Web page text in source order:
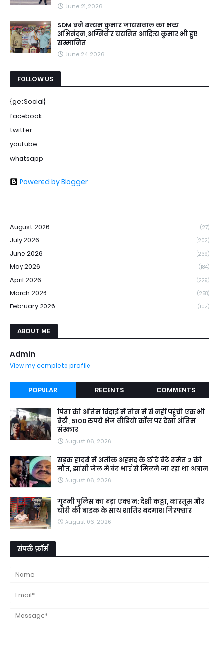
June 21, 2026
SDM बने सत्यम कुमार जायसवाल का भव्य
अभिनंदन, अग्निवीर चयनित आदित्य कुमार भी हुए
सम्मानित
June 24, 2026
FOLLOW US
{getSocial}
facebook
twitter
youtube
whatsapp
Powered by Blogger
August 2026 (27)
July 2026 (202)
June 2026 (239)
May 2026 (184)
April 2026 (229)
March 2026 (258)
February 2026 (102)
ABOUT ME
Admin
View my complete profile
POPULAR RECENTS COMMENTS
पिता की अंतिम विदाई में तीन में से नहीं पहुंची एक भी
बेटी, 5100 रुपये भेज वीडियो कॉल पर देखा अंतिम
संस्कार
August 06, 2026
सड़क हादसे में अतीक अहमद के छोटे बेटे समेत 2 की
मौत, झांसी जेल में बंद भाई से मिलने जा रहा था अबान
August 06, 2026
गुठनी पुलिस का बड़ा एक्शन: देशी कट्टा, कारतूस और
चोरी की बाइक के साथ शातिर बदमाश गिरफ्तार
August 06, 2026
संपर्क फ़ॉर्म